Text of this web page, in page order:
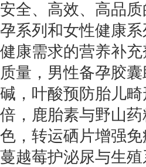
安全、高效、高品
孕系列和女性健康
健康需求的营养补
质量，男性备孕胶
碱，叶酸预防胎儿
倍，鹿胎素与野山
色，转运硒片增强
蔓越莓护泌尿与生